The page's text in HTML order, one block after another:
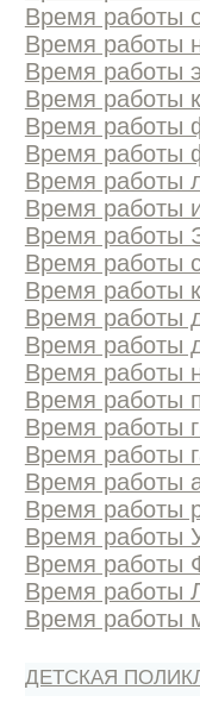
Время работы
Время работы
Время работы
Время работы
Время работы
Время работы
Время работы
Время работы
Время работы
Время работы
Время работы
Время работы
Время работы
Время работы
Время работы
Время работы
Время работы
Время работы
Время работы
Время работы
Время работы
Время работы
Время работы
ДЕТСКАЯ